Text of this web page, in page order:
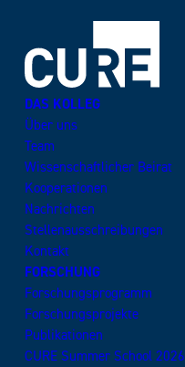
DAS KOLLEG
Über uns
Team
Wissenschaftlicher Beirat
Kooperationen
Nachrichten
Stellenausschreibungen
Kontakt
FORSCHUNG
Forschungsprogramm
Forschungsprojekte
Publikationen
CURE Summer School 2026